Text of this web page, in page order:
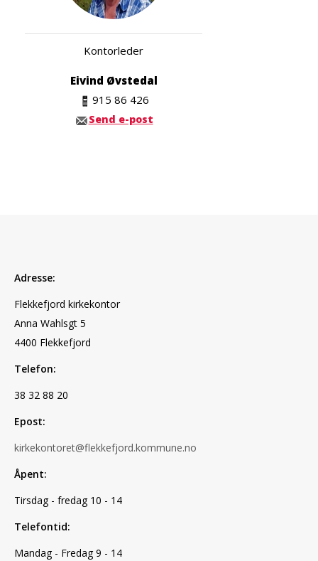
Kontorleder
Eivind Øvstedal
915 86 426
Send e-post
Adresse:
Flekkefjord kirkekontor
Anna Wahlsgt 5
4400 Flekkefjord
Telefon:
38 32 88 20
Epost:
kirkekontoret@flekkefjord.kommune.no
Åpent:
Tirsdag - fredag 10 - 14
Telefontid:
Mandag - Fredag 9 - 14